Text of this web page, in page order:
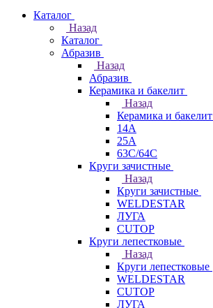
Каталог
Назад
Каталог
Абразив
Назад
Абразив
Керамика и бакелит
Назад
Керамика и бакелит
14А
25А
63С/64С
Круги зачистные
Назад
Круги зачистные
WELDESTAR
ЛУГА
CUTOP
Круги лепестковые
Назад
Круги лепестковые
WELDESTAR
CUTOP
ЛУГА